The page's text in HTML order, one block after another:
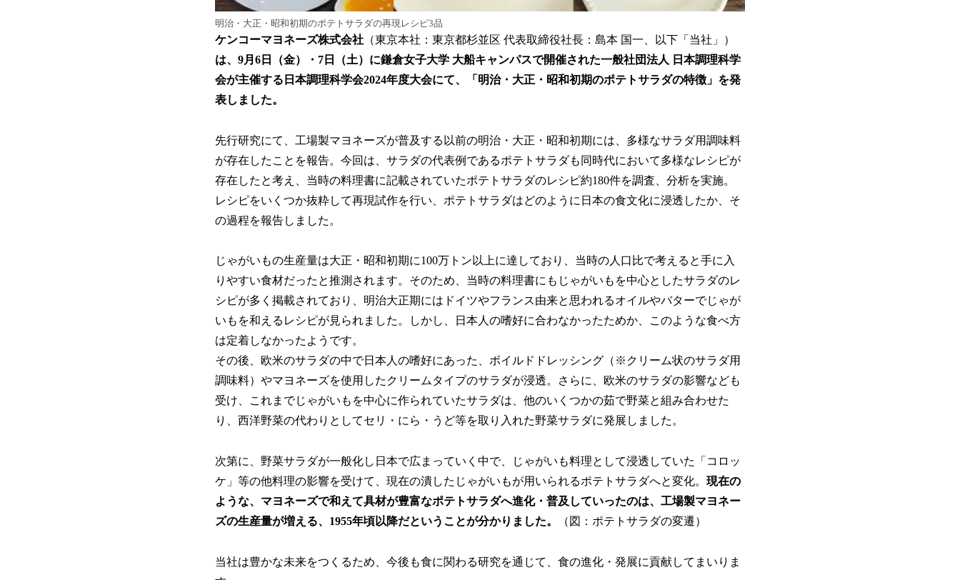
明治・大正・昭和初期のポテトサラダの再現レシピ3品
ケンコーマヨネーズ株式会社 （東京本社：東京都杉並区 代表取締役社長：島本 国一、以下「当社」）
は、9月6日（金）・7日（土）に鎌倉女子大学 大船キャンパスで開催された一般社団法人 日本調理科学
会が主催する日本調理科学会2024年度大会にて、「明治・大正・昭和初期のポテトサラダの特徴」を発
表しました。
先行研究にて、工場製マヨネーズが普及する以前の明治・大正・昭和初期には、多様なサラダ用調味料
が存在したことを報告。今回は、サラダの代表例であるポテトサラダも同時代において多様なレシピが
存在したと考え、当時の料理書に記載されていたポテトサラダのレシピ約180件を調査、分析を実施。
レシピをいくつか抜粋して再現試作を行い、ポテトサラダはどのように日本の食文化に浸透したか、そ
の過程を報告しました。
じゃがいもの生産量は大正・昭和初期に100万トン以上に達しており、当時の人口比で考えると手に入
りやすい食材だったと推測されます。そのため、当時の料理書にもじゃがいもを中心としたサラダのレ
シピが多く掲載されており、明治大正期にはドイツやフランス由来と思われるオイルやバターでじゃが
いもを和えるレシピが見られました。しかし、日本人の嗜好に合わなかったためか、このような食べ方
は定着しなかったようです。
その後、欧米のサラダの中で日本人の嗜好にあった、ボイルドドレッシング（※クリーム状のサラダ用
調味料）やマヨネーズを使用したクリームタイプのサラダが浸透。さらに、欧米のサラダの影響なども
受け、これまでじゃがいもを中心に作られていたサラダは、他のいくつかの茹で野菜と組み合わせた
り、西洋野菜の代わりとしてセリ・にら・うど等を取り入れた野菜サラダに発展しました。
次第に、野菜サラダが一般化し日本で広まっていく中で、じゃがいも料理として浸透していた「コロッ
ケ」等の他料理の影響を受けて、現在の潰したじゃがいもが用いられるポテトサラダへと変化。 現在の
ような、マヨネーズで和えて具材が豊富なポテトサラダへ進化・普及していったのは、工場製マヨネー
ズの生産量が増える、1955年頃以降だということが分かりました。
（図：ポテトサラダの変遷）
当社は豊かな未来をつくるため、今後も食に関わる研究を通じて、食の進化・発展に貢献してまいりま